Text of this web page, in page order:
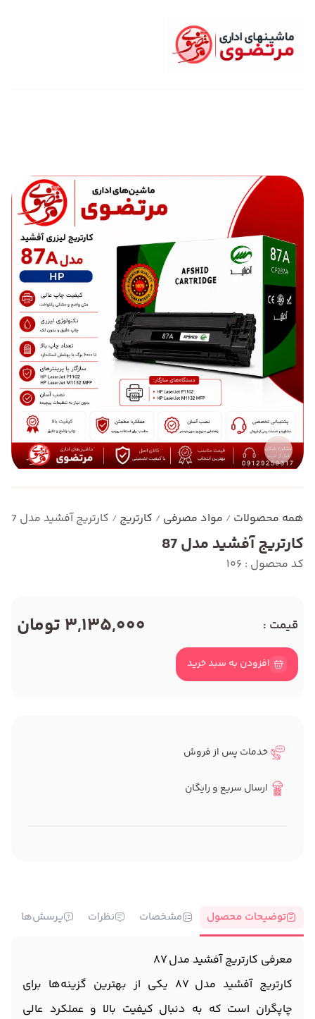
همه محصولات / مواد مصرفی / کارتریج / کارتریج آفشید مدل 87
کارتریج آفشید مدل 87
کد محصول : 106
قیمت : 3,135,000 تومان
افزودن به سبد خرید
خدمات پس از فروش
ارسال سریع و رایگان
توضیحات محصول مشخصات نظرات پرسش‌ها
معرفی کارتریج آفشید مدل 87
کارتریج آفشید مدل 87 یکی از بهترین گزینه‌ها برای
چاپگران است که به دنبال کیفیت بالا و عملکرد عالی